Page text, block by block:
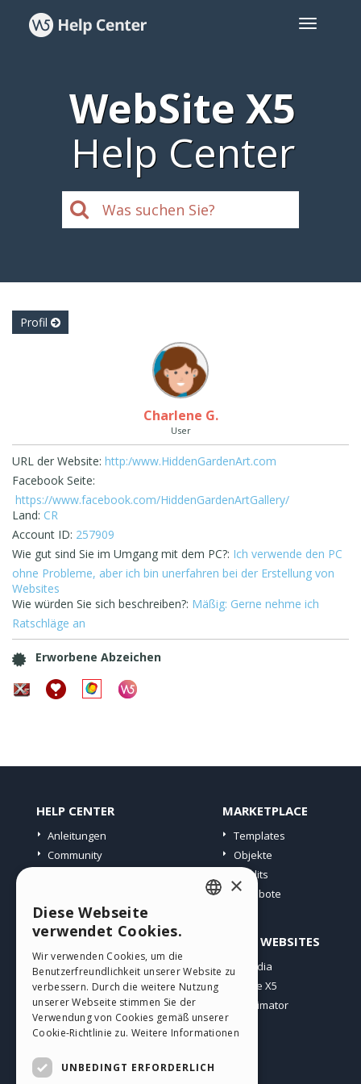
WebSite X5
Help Center
Profil
Charlene G.
User
URL der Website: http:/www.HiddenGardenArt.com
Facebook Seite:
https://www.facebook.com/HiddenGardenArtGallery/
Land: CR
Account ID: 257909
Wie gut sind Sie im Umgang mit dem PC?: Ich verwende den PC
ohne Probleme, aber ich bin unerfahren bei der Erstellung von
Websites
Wie würden Sie sich beschreiben?: Mäßig: Gerne nehme ich
Ratschläge an
Erworbene Abzeichen
HELP CENTER
Anleitungen
Community
MARKETPLACE
Templates
Objekte
Credits
Angebote
PROFIL
Meine Beiträge
Meine Lizenz
Download
Webhosting
ANDERE WEBSITES
Incomedia
WebSite X5
WebAnimator
GERMAN
SPANISH
PORTUGUESE
×
Diese Webseite
verwendet Cookies.
Wir verwenden Cookies, um die
Benutzerfreundlichkeit unserer Website zu
verbessern. Durch die weitere Nutzung
unserer Webseite stimmen Sie der
Verwendung von Cookies gemäß unserer
Cookie-Richtlinie zu. Weitere Informationen
UNBEDINGT ERFORDERLICH